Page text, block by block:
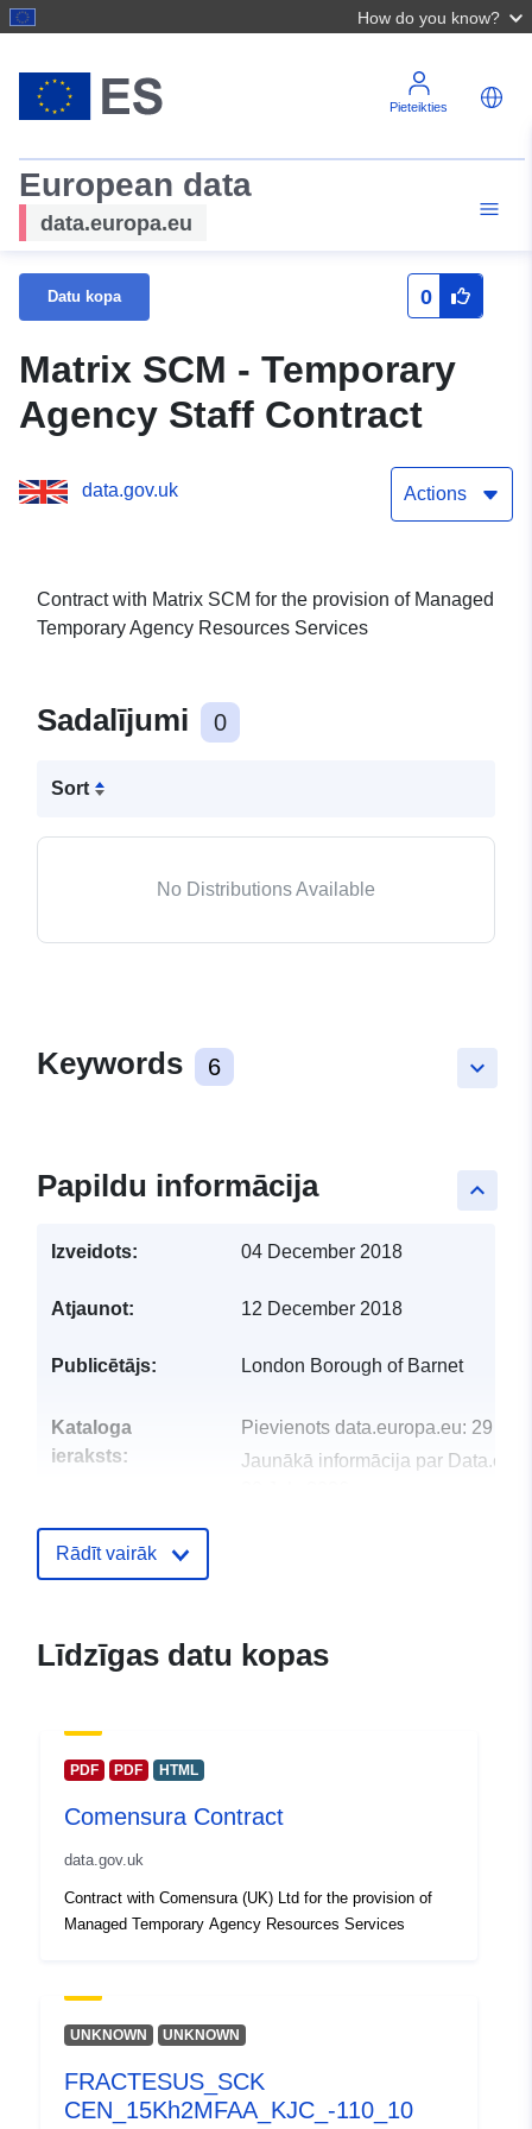
How do you know?
Pieteikties
European data
data.europa.eu
Datu kopa 0
Matrix SCM - Temporary
Agency Staff Contract
data.gov.uk Actions
Contract with Matrix SCM for the provision of Managed
Temporary Agency Resources Services
Sadalījumi 0
Sort
No Distributions Available
keyboard_arrow_down
Keywords 6
keyboard_arrow_up
Papildu informācija
Izveidots: 04 December 2018
Atjaunot: 12 December 2018
Publicētājs: London Borough of Barnet
Kataloga
ieraksts:
Pievienots data.europa.eu: 29
Jaunākā informācija par
uriRef:
Rādīt vairāk
Līdzīgas datu kopas
PDF PDF HTML
Comensura Contract
data.gov.uk
Contract with Comensura (UK) Ltd for the provision of
Managed Temporary Agency Resources Services
UNKNOWN UNKNOWN
FRACTESUS_SCK
CEN_15Kh2MFAA_KJC_-110_10